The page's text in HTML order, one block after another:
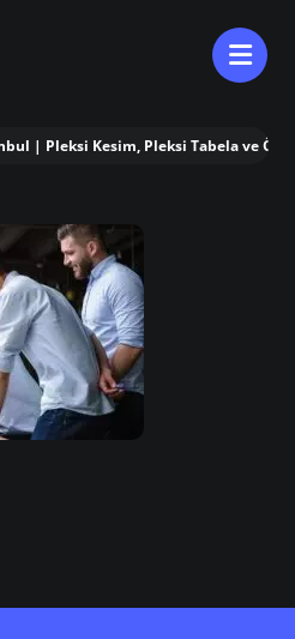
| Pleksi Kesim, Pleksi Tabela ve